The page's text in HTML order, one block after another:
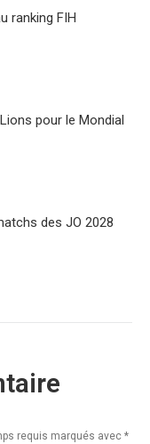
ranking FIH
pour le Mondial
des JO 2028
requis marqués avec *